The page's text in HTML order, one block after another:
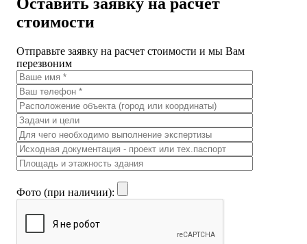
стоимости
Отправьте заявку на расчет стоимости и мы Вам
перезвоним
Фото (при наличии):